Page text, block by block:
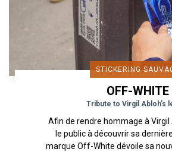
STICKERING
OFF-WHITE
Tribute to Virgil Abloh’s
Afin de rendre hommage à
le public à découvrir sa
marque Off-White dévoile sa